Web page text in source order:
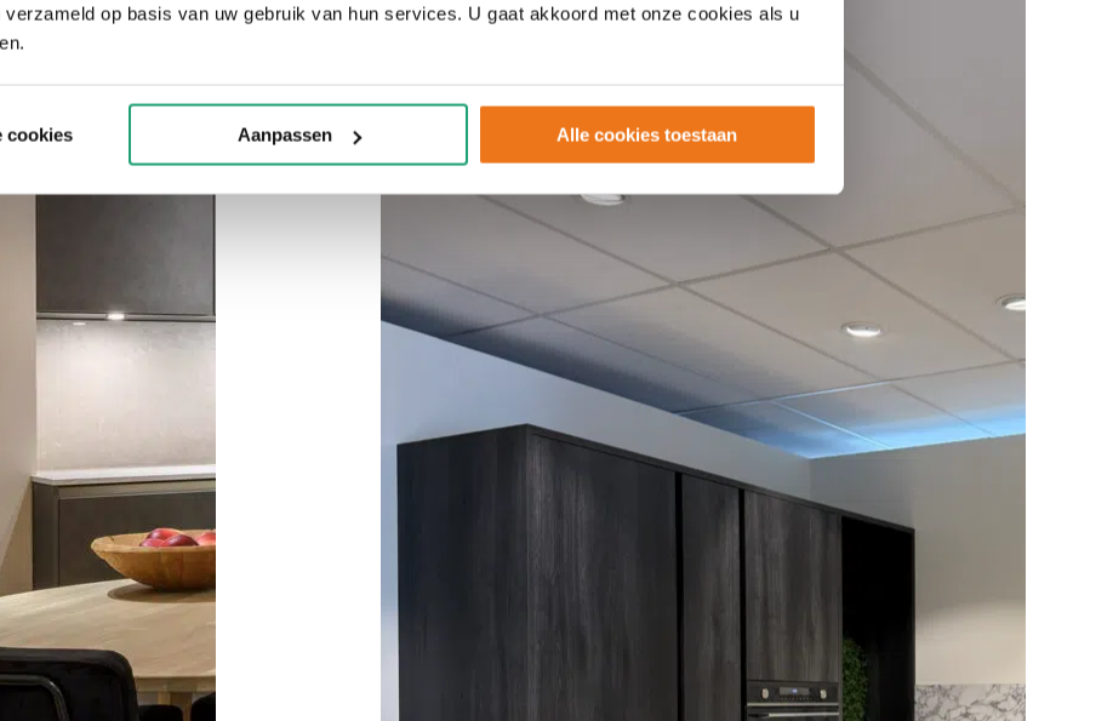
op basis van uw gebruik van hun services. U gaat akkoord met onze cookies als u
cookies Aanpassen Alle cookies toestaan